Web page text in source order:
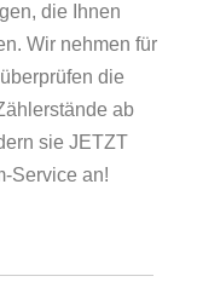
die Ihnen
Wir nehmen für
die
ab
sie JETZT
Service an!